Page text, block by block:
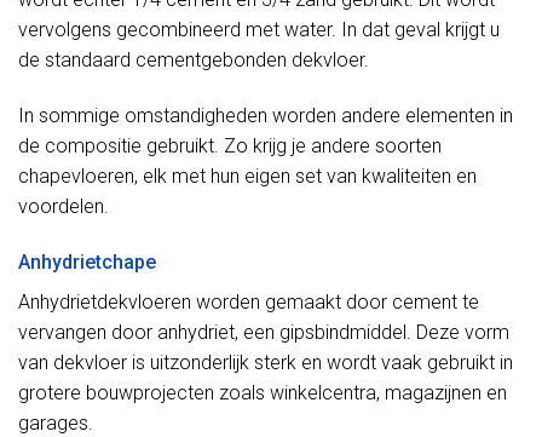
vervolgens gecombineerd met water. In dat geval krijgt u
de standaard cementgebonden dekvloer.
In sommige omstandigheden worden andere elementen in
de compositie gebruikt. Zo krijg je andere soorten
chapevloeren, elk met hun eigen set van kwaliteiten en
voordelen.
Anhydrietchape
Anhydrietdekvloeren worden gemaakt door cement te
vervangen door anhydriet, een gipsbindmiddel. Deze vorm
van dekvloer is uitzonderlijk sterk en wordt vaak gebruikt in
grotere bouwprojecten zoals winkelcentra, magazijnen en
garages.